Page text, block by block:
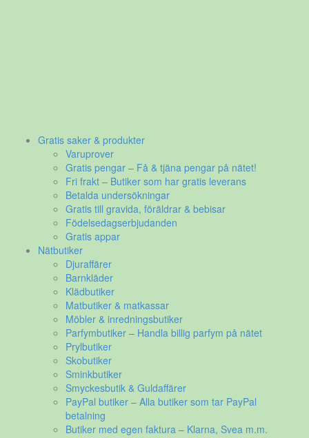
Gratis saker & produkter
Varuprover
Gratis pengar – Få & tjäna pengar på nätet!
Fri frakt – Butiker som har gratis leverans
Betalda undersökningar
Gratis till gravida, föräldrar & bebisar
Födelsedagserbjudanden
Gratis appar
Nätbutiker
Djuraffärer
Barnkläder
Klädbutiker
Matbutiker & matkassar
Möbler & inredningsbutiker
Parfymbutiker – Handla billig parfym på nätet
Prylbutiker
Skobutiker
Sminkbutiker
Smyckesbutik & Guldaffärer
PayPal butiker – Alla butiker som tar PayPal
betalning
Butiker med egen faktura – Klarna, Svea m.m.